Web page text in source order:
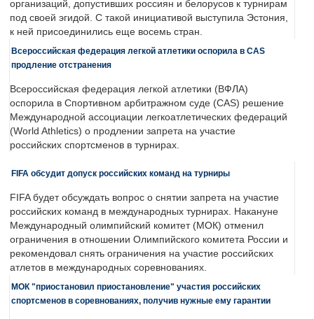
организаций, допустивших россиян и белорусов к турнирам
под своей эгидой. С такой инициативой выступила Эстония,
к ней присоединились еще восемь стран.
Всероссийская федерация легкой атлетики оспорила в CAS
продление отстранения
Всероссийская федерация легкой атлетики (ВФЛА)
оспорила в Спортивном арбитражном суде (CAS) решение
Международной ассоциации легкоатлетических федераций
(World Athletics) о продлении запрета на участие
российских спортсменов в турнирах.
FIFA обсудит допуск российских команд на турниры
FIFA будет обсуждать вопрос о снятии запрета на участие
российских команд в международных турнирах. Накануне
Международный олимпийский комитет (МОК) отменил
ограничения в отношении Олимпийского комитета России и
рекомендовал снять ограничения на участие российских
атлетов в международных соревнованиях.
МОК "приостановил приостановление" участия российских
спортсменов в соревнованиях, получив нужные ему гарантии